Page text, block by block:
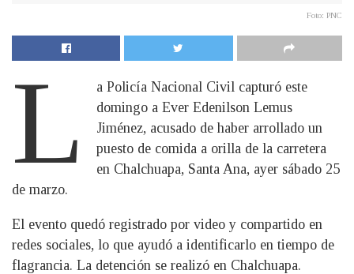
Foto: PNC
L
a Policía Nacional Civil capturó este
domingo a Ever Edenilson Lemus
Jiménez, acusado de haber arrollado un
puesto de comida a orilla de la carretera
en Chalchuapa, Santa Ana, ayer sábado 25
de marzo.
El evento quedó registrado por video y compartido en
redes sociales, lo que ayudó a identificarlo en tiempo de
flagrancia. La detención se realizó en Chalchuapa.